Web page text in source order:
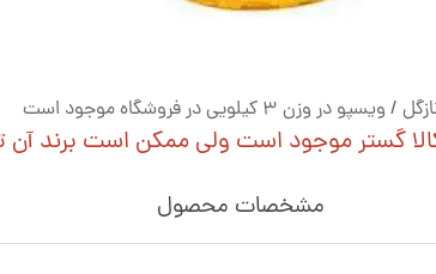
در وزن 3 کیلویی در فروشگاه موجود است
گستر موجود است ولی ممکن است برند آن
مشخصات محصول